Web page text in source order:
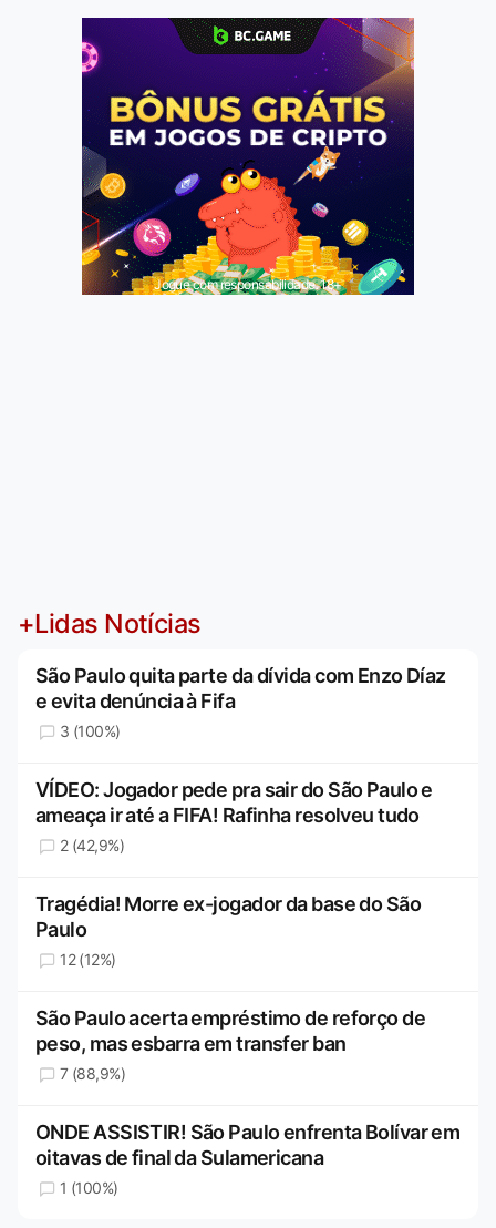
Jogue com responsabilidade. 18+
+Lidas Notícias
São Paulo quita parte da dívida com Enzo Díaz
e evita denúncia à Fifa
3 (100%)
VÍDEO: Jogador pede pra sair do São Paulo e
ameaça ir até a FIFA! Rafinha resolveu tudo
2 (42,9%)
Tragédia! Morre ex-jogador da base do São
Paulo
12 (12%)
São Paulo acerta empréstimo de reforço de
peso, mas esbarra em transfer ban
7 (88,9%)
ONDE ASSISTIR! São Paulo enfrenta Bolívar em
oitavas de final da Sulamericana
1 (100%)